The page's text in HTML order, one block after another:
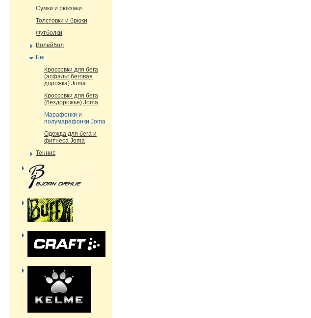
Сумки и рюкзаки
Толстовки и брюки
Футболки
Волейбол
Бег
Кроссовки для бега
(асфальт,беговая
дорожка) Joma
Кроссовки для бега
(бездорожье) Joma
Марафонки и
полумарафонки Joma
Одежда для бега и
фитнеса Joma
Теннис